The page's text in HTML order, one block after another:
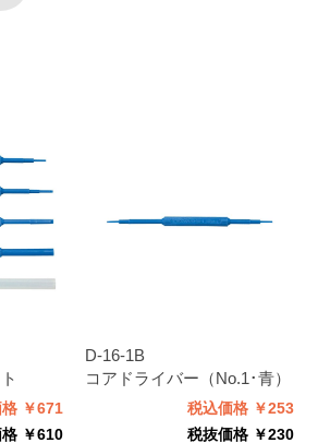
￥671
￥610
D-16-1B
コアドライバー（No.1･青）
税込価格 ￥253
税抜価格 ￥230